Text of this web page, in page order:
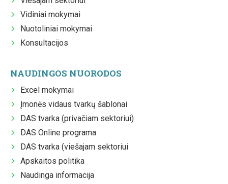
Vidiniai mokymai
Nuotoliniai mokymai
Konsultacijos
NAUDINGOS NUORODOS
Excel mokymai
Įmonės vidaus tvarkų šablonai
DAS tvarka (privačiam sektoriui)
DAS Online programa
DAS tvarka (viešajam sektoriui
Apskaitos politika
Naudinga informacija